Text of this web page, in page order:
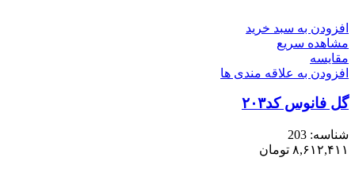
افزودن به سبد خرید
مشاهده سریع
مقایسه
افزودن به علاقه مندی ها
گل فانوس کد۲۰۳
شناسه: 203
۸,۶۱۲,۴۱۱ تومان